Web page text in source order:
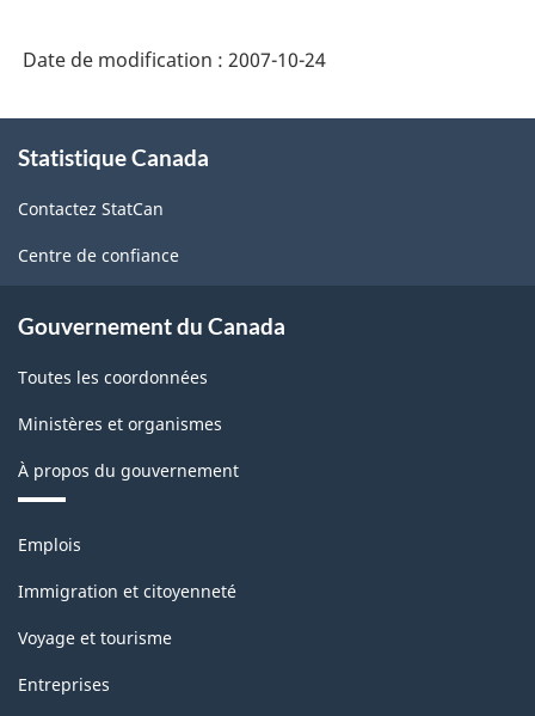
Date de modification : 2007-10-24
propos
ce
site
Statistique Canada
Contactez StatCan
Centre de confiance
Gouvernement du Canada
Toutes les coordonnées
Ministères et organismes
À propos du gouvernement
Thèmes
sujets
Emplois
Immigration et citoyenneté
Voyage et tourisme
Entreprises